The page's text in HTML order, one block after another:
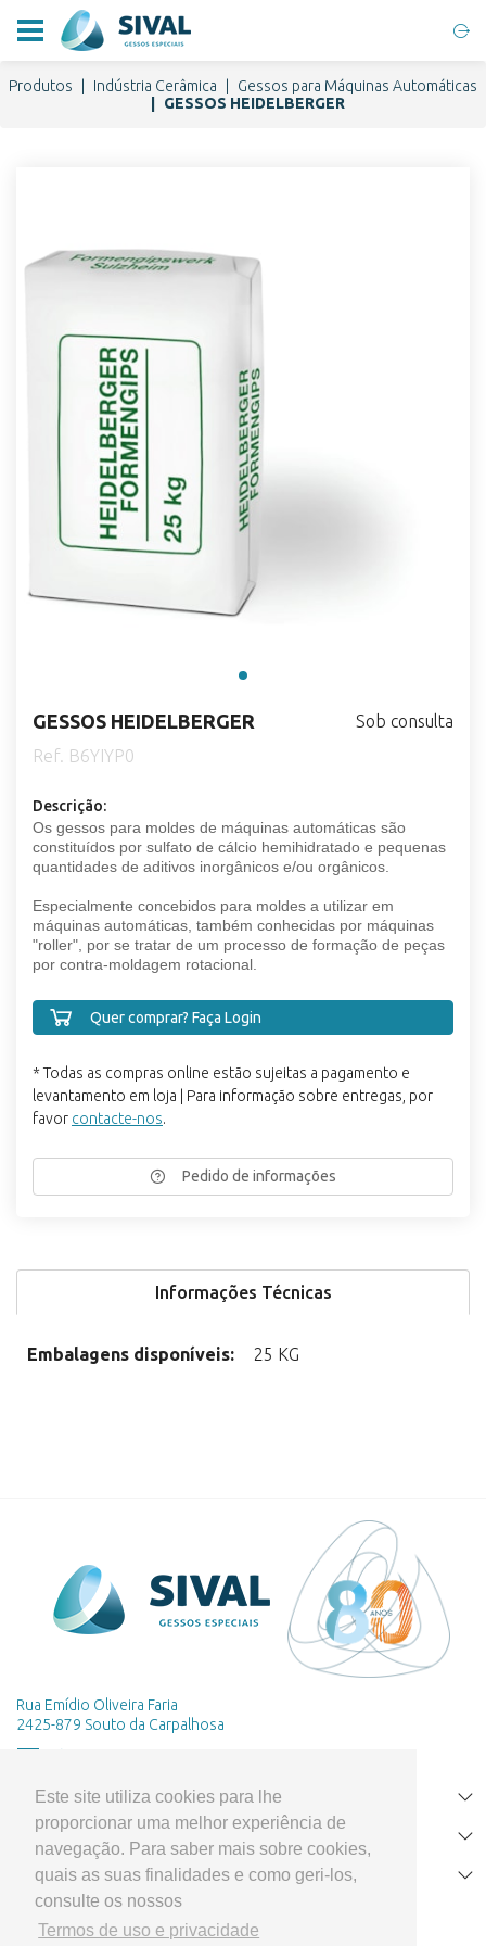
Este site utiliza cookies para lhe
proporcionar uma melhor experiência de
navegação. Para saber mais sobre cookies,
quais as suas finalidades e como geri-los,
consulte os nossos
Termos de uso e privacidade
Produtos Indústria Cerâmica
Gessos para Máquinas Automáticas
GESSOS HEIDELBERGER
GESSOS HEIDELBERGER
Sob consulta
Ref. B6YIYP0
Descrição:
Os gessos para moldes de máquinas automáticas são
constituídos por sulfato de cálcio hemihidratado e pequenas
quantidades de aditivos inorgânicos e/ou orgânicos.
Especialmente concebidos para moldes a utilizar em
máquinas automáticas, também conhecidas por máquinas
"roller", por se tratar de um processo de formação de peças
por contra-moldagem rotacional.
Quer comprar? Faça Login
* Todas as compras online estão sujeitas a pagamento e
levantamento em loja | Para informação sobre entregas, por
favor contacte-nos.
Pedido de informações
Informações Técnicas
Embalagens disponíveis: 25 KG
Rua Emídio Oliveira Faria
2425-879 Souto da Carpalhosa
HOME
PRODUTOS
APOIO AO CLIENTE